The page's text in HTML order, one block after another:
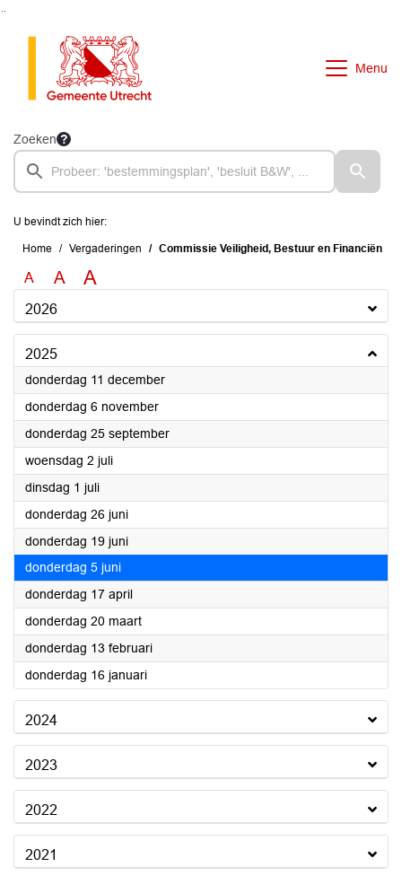
Menu
Zoeken
U bevindt zich hier:
Home Vergaderingen Commissie Veiligheid, Bestuur en Financiën
A A A
2026
2025
donderdag 11 december2025
donderdag 6 november2025
donderdag 25 september2025
woensdag 2 juli2025
dinsdag 1 juli2025
donderdag 26 juni2025
donderdag 19 juni2025
donderdag 5 juni2025
donderdag 17 april2025
donderdag 20 maart2025
donderdag 13 februari2025
donderdag 16 januari2025
2024
2023
2022
2021